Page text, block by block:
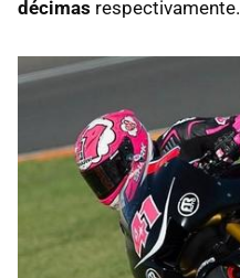
décimas respectivamente.